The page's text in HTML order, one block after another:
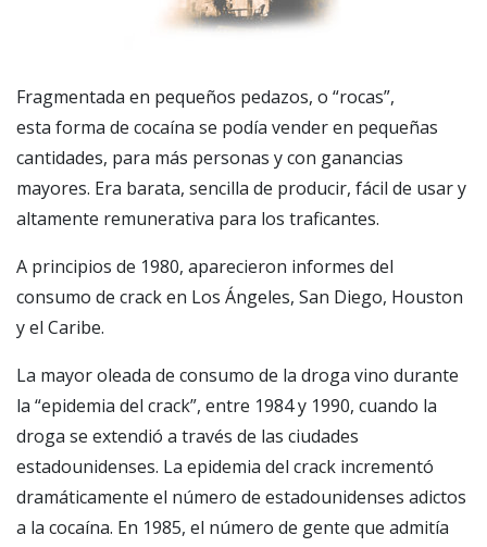
Fragmentada en pequeños pedazos, o “rocas”,
esta forma de cocaína se podía vender en pequeñas
cantidades, para más personas y con ganancias
mayores. Era barata, sencilla de producir, fácil de usar y
altamente remunerativa para los traficantes.
A principios de 1980, aparecieron informes del
consumo de crack en Los Ángeles, San Diego, Houston
y el Caribe.
La mayor oleada de consumo de la droga vino durante
la “epidemia del crack”, entre 1984 y 1990, cuando la
droga se extendió a través de las ciudades
estadounidenses. La epidemia del crack incrementó
dramáticamente el número de estadounidenses adictos
a la cocaína. En 1985, el número de gente que admitía